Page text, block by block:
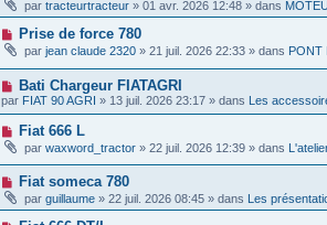
e
s
s
g
u
m
e
s
s
a
g
e
u
v
e
a
m
e
s
s
g
e
par tracteurtracteur » 01 avr. 2026 12:48 » dans
N
u
v
e
a
m
e
s
s
a
g
e
Prise de force 780
par jean claude 2320 » 21 juil. 2026 22:33 » dans PONT
N
o
u
v
e
a
u
m
e
s
s
Bati Chargeur FIATAGRI
par FIAT 90 AGRI » 13 juil. 2026 23:17 » dans Les
N
u
v
a
u
m
Fiat 666 L
par waxword_tractor » 22 juil. 2026 12:39 » dans
N
u
v
Fiat someca 780
par guillaume » 22 juil. 2026 08:45 » dans Les